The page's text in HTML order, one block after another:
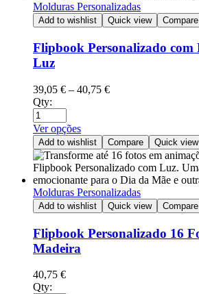
Molduras Personalizadas
Add to wishlist Quick view Compare
Flipbook Personalizado com
Luz
39,05 € – 40,75 €
Qty:
Ver opções
Add to wishlist Compare Quick view
Molduras Personalizadas
Add to wishlist Quick view Compare
Flipbook Personalizado 16
Madeira
40,75 €
Qty: